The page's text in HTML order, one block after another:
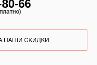
66
НАШИ СКИДКИ